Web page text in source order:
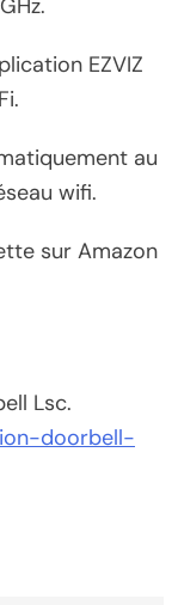
EZVIZ
au
wifi.
sur Amazon
Lsc.
doorbell-